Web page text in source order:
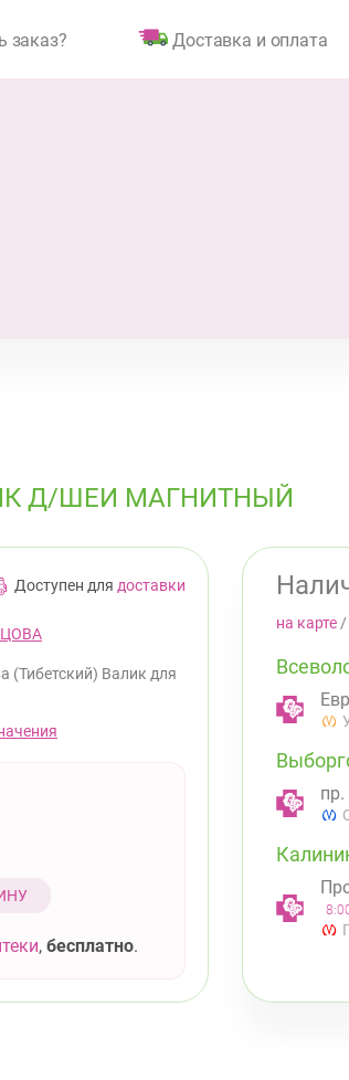
заказ? Доставка и оплата
Д/ШЕИ МАГНИТНЫЙ
Доступен для доставки
(Тибетский) Валик для
, бесплатно.
на карте /
пр.